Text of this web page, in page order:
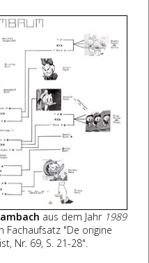
aus dem Jahr 1989
Fachaufsatz "De origine
Nr. 69, S. 21-28".